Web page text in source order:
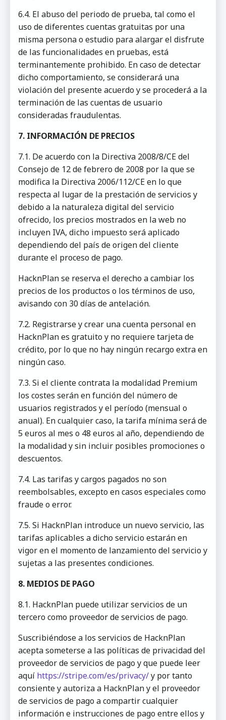
6.4. El abuso del periodo de prueba, tal como el
uso de diferentes cuentas gratuitas por una
misma persona o estudio para alargar el disfrute
de las funcionalidades en pruebas, está
terminantemente prohibido. En caso de detectar
dicho comportamiento, se considerará una
violación del presente acuerdo y se procederá a la
terminación de las cuentas de usuario
consideradas fraudulentas.
7. INFORMACIÓN DE PRECIOS
7.1. De acuerdo con la Directiva 2008/8/CE del
Consejo de 12 de febrero de 2008 por la que se
modifica la Directiva 2006/112/CE en lo que
respecta al lugar de la prestación de servicios y
debido a la naturaleza digital del servicio
ofrecido, los precios mostrados en la web no
incluyen IVA, dicho impuesto será aplicado
dependiendo del país de origen del cliente
durante el proceso de pago.
HacknPlan se reserva el derecho a cambiar los
precios de los productos o los términos de uso,
avisando con 30 días de antelación.
7.2. Registrarse y crear una cuenta personal en
HacknPlan es gratuito y no requiere tarjeta de
crédito, por lo que no hay ningún recargo extra en
ningún caso.
7.3. Si el cliente contrata la modalidad Premium
los costes serán en función del número de
usuarios registrados y el período (mensual o
anual). En cualquier caso, la tarifa mínima será de
5 euros al mes o 48 euros al año, dependiendo de
la modalidad y sin incluir posibles promociones o
descuentos.
7.4. Las tarifas y cargos pagados no son
reembolsables, excepto en casos especiales como
fraude o error.
7.5. Si HacknPlan introduce un nuevo servicio, las
tarifas aplicables a dicho servicio estarán en
vigor en el momento de lanzamiento del servicio y
sujetas a las presentes condiciones.
8. MEDIOS DE PAGO
8.1. HacknPlan puede utilizar servicios de un
tercero como proveedor de servicios de pago.
Suscribiéndose a los servicios de HacknPlan
acepta someterse a las políticas de privacidad del
proveedor de servicios de pago y que puede leer
aquí https://stripe.com/es/privacy/y por tanto
consiente y autoriza a HacknPlan y el proveedor
de servicios de pago a compartir cualquier
información e instrucciones de pago entre ellos y